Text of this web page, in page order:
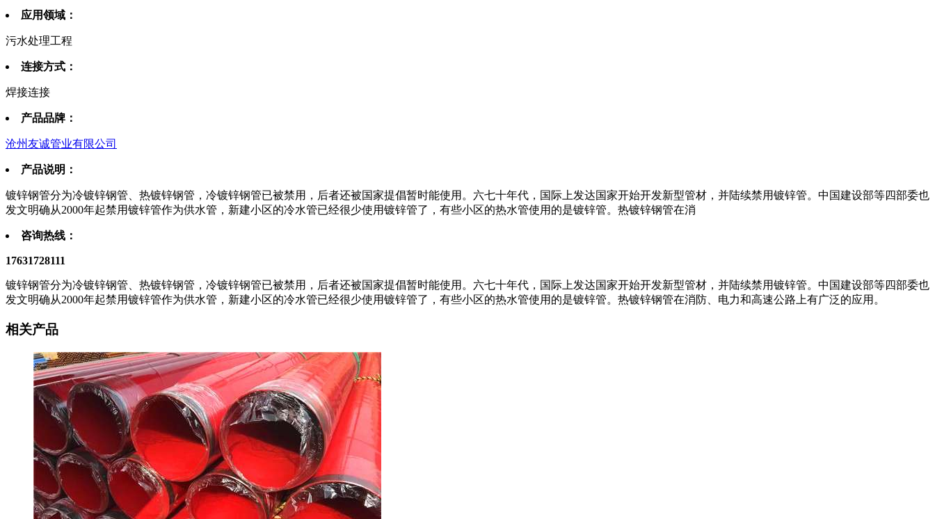
应用领域：
污水处理工程
连接方式：
焊接连接
产品品牌：
沧州友诚管业有限公司
产品说明：
镀锌钢管分为冷镀锌钢管、热镀锌钢管，冷镀锌钢管已被禁用，后者还被国家提倡暂时能使用。六七十年代，国际上发达国家开始开发新型管材，并陆续禁用镀锌管。中国建设部等四部委也
发文明确从2000年起禁用镀锌管作为供水管，新建小区的冷水管已经很少使用镀锌管了，有些小区的热水管使用的是镀锌管。热镀锌钢管在消
咨询热线：
17631728111
镀锌钢管分为冷镀锌钢管、热镀锌钢管，冷镀锌钢管已被禁用，后者还被国家提倡暂时能使用。六七十年代，国际上发达国家开始开发新型管材，并陆续禁用镀锌管。中国建设部等四部委也
发文明确从2000年起禁用镀锌管作为供水管，新建小区的冷水管已经很少使用镀锌管了，有些小区的热水管使用的是镀锌管。热镀锌钢管在消防、电力和高速公路上有广泛的应用。
相关产品